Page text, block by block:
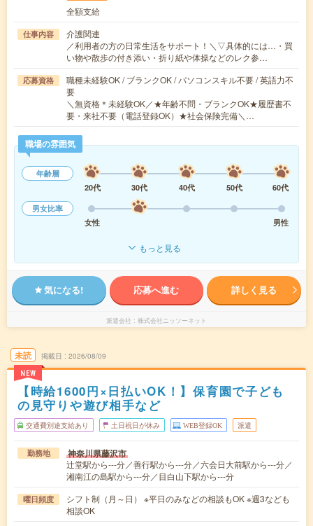
全額支給
仕事内容
介護関連
／利用者の方の日常生活をサポート！＼▽具体的には…・買
い物や散歩の付き添い・折り紙や体操などのレク参…
応募資格
職種未経験OK / ブランクOK / パソコンスキル不要 / 英語力不
要
＼無資格＊未経験OK／★年齢不問・ブランクOK★履歴書不
要・来社不要（電話登録OK）★社会保険完備＼…
職場の雰囲気
年齢層
20代
30代 40代 50代
60代
男女比率
女性
男性
もっと見る
気になる! 応募へ進む 詳しく見る
派遣会社 株式会社ニッソーネット
未読
NEW
掲載日 2026/08/09
【時給1600円×日払いOK！】保育園で子ども
の見守りや遊び相手など
交通費別途支給あり 土日祝日が休み WEB登録OK 派遣
勤務地 神奈川県藤沢市
辻堂駅から---分／善行駅から---分／六会日大前駅から---分／
湘南江の島駅から---分／目白山下駅から---分
曜日頻度
シフト制（月～日） ※平日のみなどの相談もOK ※週3なども
相談OK